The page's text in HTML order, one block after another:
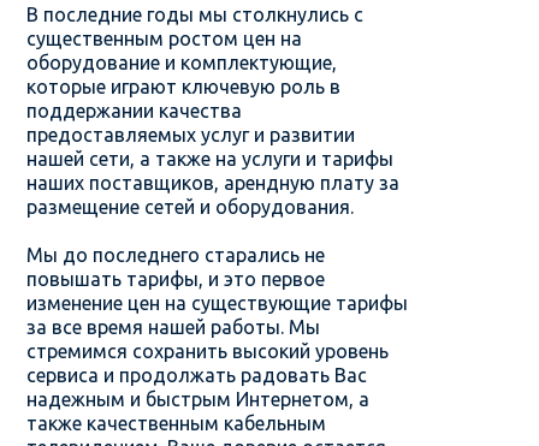
В последние годы мы столкнулись с
существенным ростом цен на
оборудование и комплектующие,
которые играют ключевую роль в
поддержании качества
предоставляемых услуг и развитии
нашей сети, а также на услуги и тарифы
наших поставщиков, арендную плату за
размещение сетей и оборудования.
Мы до последнего старались не
повышать тарифы, и это первое
изменение цен на существующие тарифы
за все время нашей работы. Мы
стремимся сохранить высокий уровень
сервиса и продолжать радовать Вас
надежным и быстрым Интернетом, а
также качественным кабельным